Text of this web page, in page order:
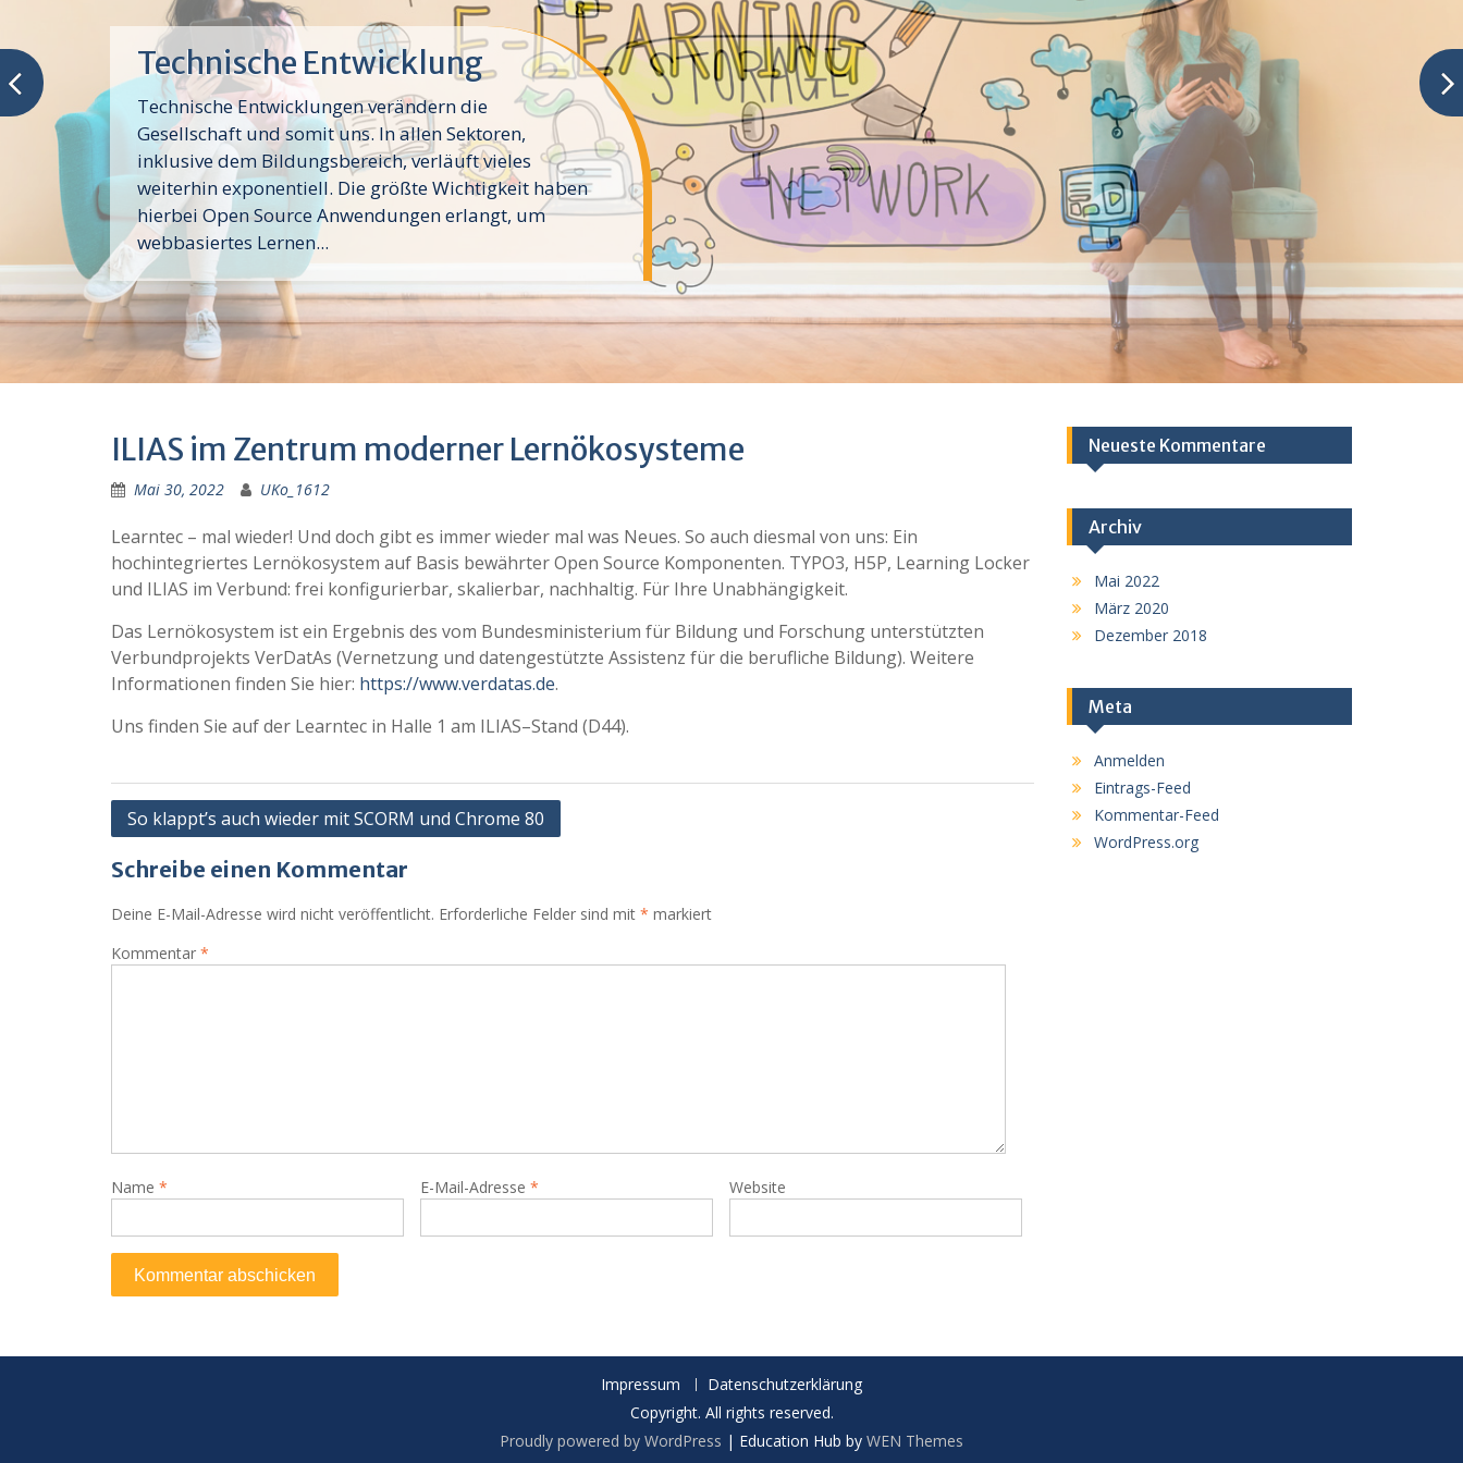
Technische Entwicklung
Technische Entwicklungen verändern die
Gesellschaft und somit uns. In allen Sektoren,
inklusive dem Bildungsbereich, verläuft vieles
weiterhin exponentiell. Die größte Wichtigkeit haben
hierbei Open Source Anwendungen erlangt, um
webbasiertes Lernen...
ILIAS im Zentrum moderner Lernökosysteme
Mai 30, 2022 UKo_1612
Learntec – mal wieder! Und doch gibt es immer wieder mal was Neues. So auch diesmal von uns: Ein
hochintegriertes Lernökosystem auf Basis bewährter Open Source Komponenten. TYPO3, H5P, Learning Locker
und ILIAS im Verbund: frei konfigurierbar, skalierbar, nachhaltig. Für Ihre Unabhängigkeit.
Das Lernökosystem ist ein Ergebnis des vom Bundesministerium für Bildung und Forschung unterstützten
Verbundprojekts VerDatAs (Vernetzung und datengestützte Assistenz für die berufliche Bildung). Weitere
Informationen finden Sie hier: https://www.verdatas.de.
Uns finden Sie auf der Learntec in Halle 1 am ILIAS–Stand (D44).
Beitragsnavigation
So klappt’s auch wieder mit SCORM und Chrome 80
Schreibe einen Kommentar
Deine E-Mail-Adresse wird nicht veröffentlicht. Erforderliche Felder sind mit * markiert
Kommentar *
Name * E-Mail-Adresse * Website
Neueste Kommentare
Archiv
Mai 2022
März 2020
Dezember 2018
Meta
Anmelden
Eintrags-Feed
Kommentar-Feed
WordPress.org
Impressum
Datenschutzerklärung
Copyright. All rights reserved.
Proudly powered by WordPress | Education Hub by WEN Themes